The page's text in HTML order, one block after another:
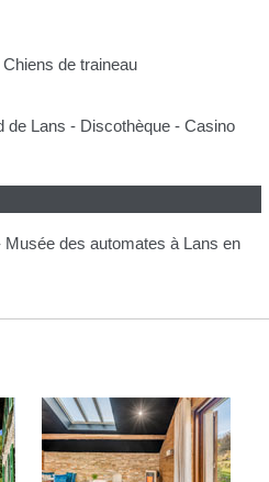
de traineau
de Lans - Discothèque - Casino
Musée des automates à Lans en